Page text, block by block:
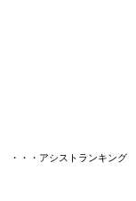
・・・アシストランキング